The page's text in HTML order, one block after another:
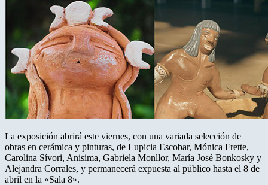
La exposición abrirá este viernes, con una variada selección de
obras en cerámica y pinturas, de Lupicia Escobar, Mónica Frette,
Carolina Sívori, Anisima, Gabriela Monllor, María José Bonkosky y
Alejandra Corrales, y permanecerá expuesta al público hasta el 8 de
abril en la «Sala 8».